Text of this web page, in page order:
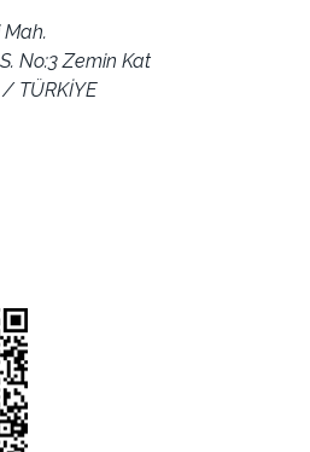
No:3 Zemin Kat
TÜRKİYE